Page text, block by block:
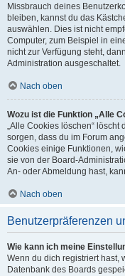
Missbrauch deines
bleiben, kannst du das
auswählen. Dies ist nicht
Computer, zum Beispiel in
nicht zur Verfügung steht,
Administration ausgeschaltet.
Nach oben
Wozu ist die Funktion „Alle
„Alle Cookies löschen“
sorgen, dass du im Forum
Cookies einige Funktionen,
sie von der Board-
An- oder Abmeldung hast,
Nach oben
Benutzerpräferenzen
Wie kann ich meine
Wenn du dich registriert hast,
Datenbank des Boards